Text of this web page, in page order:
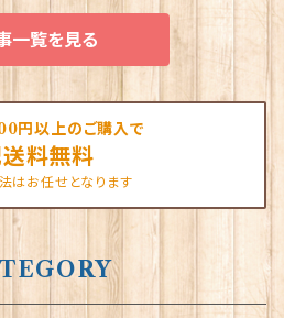
一覧を見る
円以上のご購入で
料無料
はお任せとなります